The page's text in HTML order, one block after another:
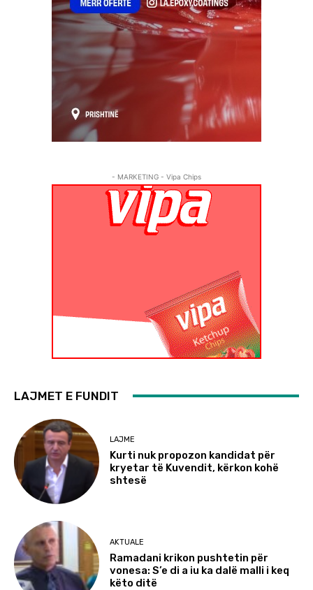
- MARKETING - Vipa Chips
LAJMET E FUNDIT
LAJME
Kurti nuk propozon kandidat për
kryetar të Kuvendit, kërkon kohë
shtesë
AKTUALE
Ramadani krikon pushtetin për
vonesa: S’e di a iu ka dalë malli i keq
këto ditë